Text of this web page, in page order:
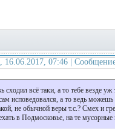
16.06.2017, 07:46 |
сходил всё таки, а то тебе везде
исповедовался, а то ведь
не обычной веры т.с.? Смех и
в Подмосковье, на те